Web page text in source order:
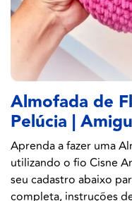
Almofada de
Pelúcia |
Aprenda a fazer uma
utilizando o fio Cisne
seu cadastro abaixo
completa, instruções